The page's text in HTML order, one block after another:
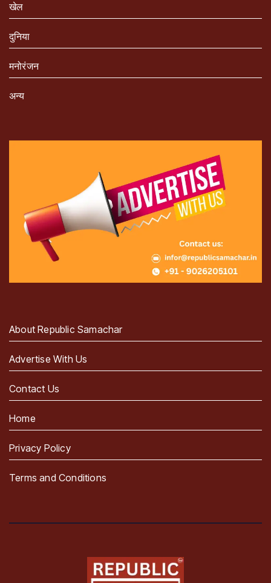
खेल
दुनिया
मनोरंजन
अन्य
About Republic Samachar
Advertise With Us
Contact Us
Home
Privacy Policy
Terms and Conditions